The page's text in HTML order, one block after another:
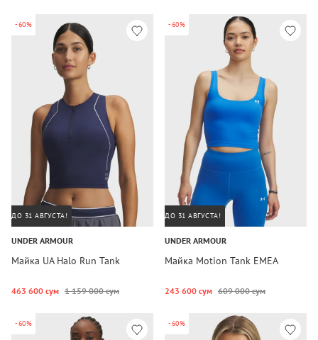
-60%
ДО 31 АВГУСТА!
UNDER ARMOUR
Майка UA Halo Run Tank
463 600 сум 1 159 000 сум
-60%
ДО 31 АВГУСТА!
UNDER ARMOUR
Майка Motion Tank EMEA
243 600 сум 609 000 сум
-60% -60%